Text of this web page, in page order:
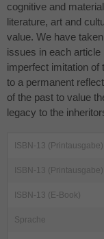
cognitive and
literature, art and
value. We have
issues in each
imperfect imitation of
to a permanent
of the past to value
legacy to the
ISBN-13 (Printausgabe)
ISBN-13 (Printausgabe)
ISBN-13 (E-Book)
Sprache